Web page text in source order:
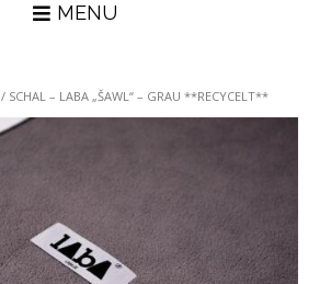
MENU
/ SCHAL – LABA „ŠAWL“ – GRAU **RECYCELT**